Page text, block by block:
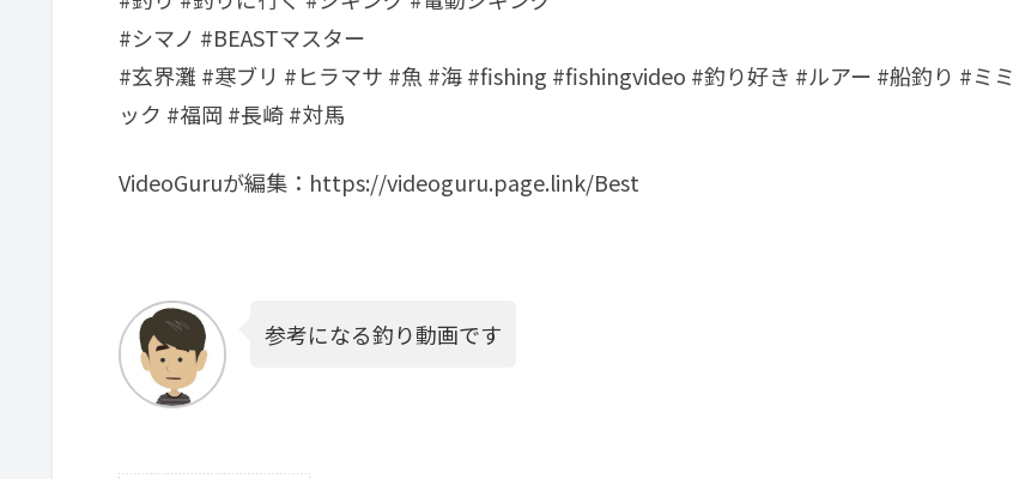
#シマノ #BEASTマスター
#玄界灘 #寒ブリ #ヒラマサ #魚 #海 #fishing #fishingvideo #釣り好き #ルアー #船釣り #ミミ
ック #福岡 #長崎 #対馬
VideoGuruが編集：https://videoguru.page.link/Best
参考になる釣り動画です